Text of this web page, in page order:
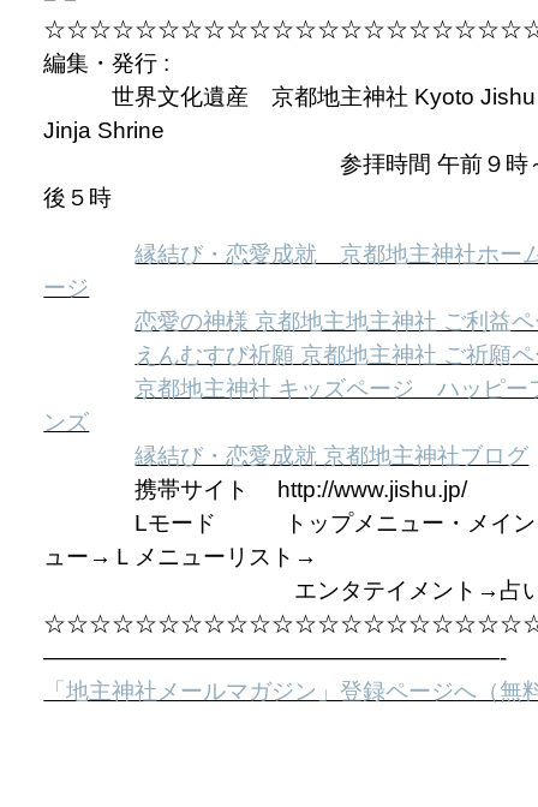
編集・発行 :
世界文化遺産 京都地主神社 Kyoto Jishu
Jinja Shrine
参拝時間 午前９時～
後５時
縁結び・恋愛成就 京都地主神社ホー
ージ
恋愛の神様 京都地主地主神社 ご利益
えんむすび祈願 京都地主神社 ご祈願
京都地主神社 キッズページ ハッピー
ンズ
縁結び・恋愛成就 京都地主神社ブログ
携帯サイト http://www.jishu.jp/
Lモード トップメニュー・メイン
ュー→Ｌメニューリスト→
エンタテイメント→占
————————————————————-
「地主神社メールマガジン」登録ページへ（無